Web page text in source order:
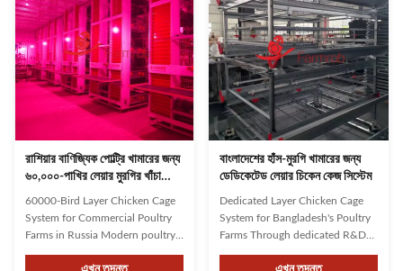
direction, specific poultry breeds,
and farm ...
control system, issuing audible
and visual alarm ...
রাশিয়ার বাণিজ্যিক পোল্ট্রি খামারের জন্য
৬০,০০০-পাখির লেয়ার মুরগির খাঁচা
60000-Bird Layer Chicken Cage
System for Commercial Poultry
Farms in Russia Modern poultry
বাংলাদেশের হাঁস-মুরগি খামারের জন্য
ডেডিকেটেড লেয়ার চিকেন কেজ সিস্টেম
Dedicated Layer Chicken Cage
System for Bangladesh's Poultry
Farms Through dedicated R&D